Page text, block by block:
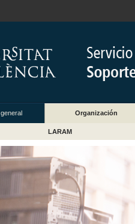
Organización
LARAM